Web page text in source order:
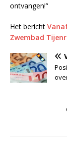
ontvangen!”
Het bericht
Zwembad